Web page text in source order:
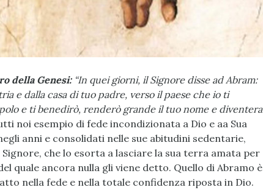
della Genesi:“In quei giorni, il Signore disse ad Abram:
e dalla casa di tuo padre, verso il paese che io ti
e ti benedirò, renderò grande il tuo nome e
noi esempio di fede incondizionata a Dio e aa Sua
anni e consolidati nelle sue abitudini sedentarie,
che lo esorta a lasciare la sua terra amata per
quale ancora nulla gli viene detto. Quello di Abramo è
nella fede e nella totale confidenza riposta in Dio.